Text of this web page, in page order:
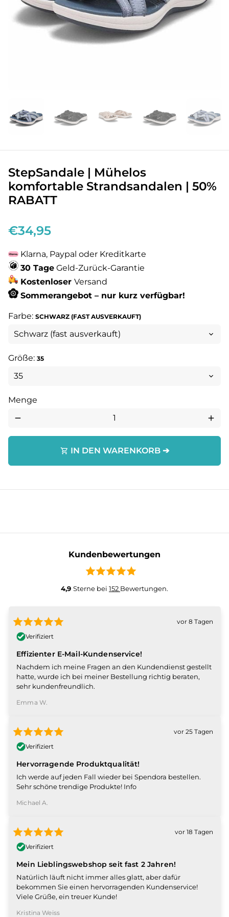
StepSandale | Mühelos
komfortable Strandsandalen | 50%
RABATT
€34,95
Klarna, Paypal oder Kreditkarte
30 Tage Geld-Zurück-Garantie
Kostenloser Versand
Sommerangebot – nur kurz verfügbar!
Farbe: SCHWARZ (FAST AUSVERKAUFT)
Größe: 35
Menge
remove add
shopping_cart IN DEN WARENKORB ➔
Kundenbewertungen
4,9 Sterne bei 152 Bewertungen.
vor 8 Tagen
Verifiziert
Effizienter E-Mail-Kundenservice!
Nachdem ich meine Fragen an den Kundendienst gestellt
hatte, wurde ich bei meiner Bestellung richtig beraten,
sehr kundenfreundlich.
Emma W.
vor 25 Tagen
Verifiziert
Hervorragende Produktqualität!
Ich werde auf jeden Fall wieder bei Spendora bestellen.
Sehr schöne trendige Produkte! Info
Michael A.
vor 18 Tagen
Verifiziert
Mein Lieblingswebshop seit fast 2 Jahren!
Natürlich läuft nicht immer alles glatt, aber dafür
bekommen Sie einen hervorragenden Kundenservice!
Viele Grüße, ein treuer Kunde!
Kristina Weiss